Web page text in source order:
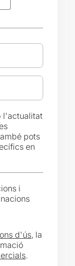
l'actualitat
pots
en
i
d'ús, la
.